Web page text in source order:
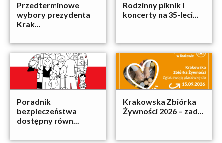
Przedterminowe
wybory prezydenta
Krak...
Rodzinny piknik i
koncerty na 35-leci...
Poradnik
bezpieczeństwa
dostępny równ...
Krakowska Zbiórka
Żywności 2026 – zad...